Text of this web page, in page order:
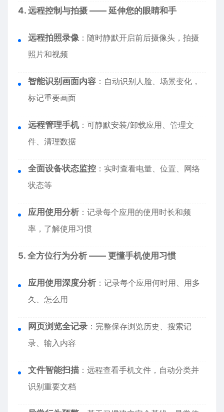
4. 远程控制与拍摄 —— 延伸您的眼睛和手
远程拍照录像：随时静默开启前后摄像头，拍摄
照片和视频
智能识别画面内容 ：自动识别人脸、场景变化，
标记重要画面
远程管理手机：可静默安装/卸载应用、管理文
件、清理数据
全面设备状态监控 ：实时查看电量、位置、网络
状态等
应用使用分析 ：记录每个应用的使用时长和频
率，了解使用习惯
5. 全方位行为分析 —— 更懂手机使用习惯
应用使用深度分析 ：记录每个应用何时用、用多
久、怎么用
网页浏览全记录 ：完整保存浏览历史、搜索记
录、输入内容
文件智能扫描 ：远程查看手机文件，自动分类并
识别重要文档